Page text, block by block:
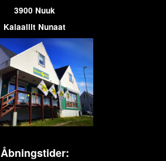
3900 Nuuk
Kalaallit Nunaat
Åbningstider: